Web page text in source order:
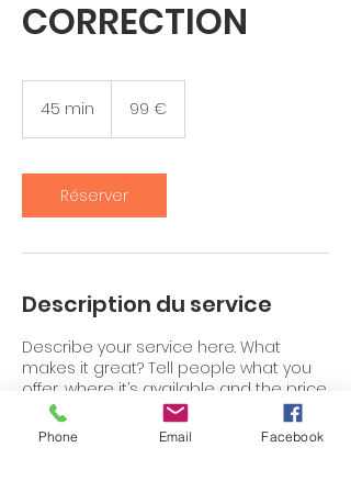
CORRECTION
45 min
i
n
99 €
Réserver
Description du service
Describe your service here. What
makes it great? Tell people what you
offer, where it’s available and the price.
Phone Email Facebook